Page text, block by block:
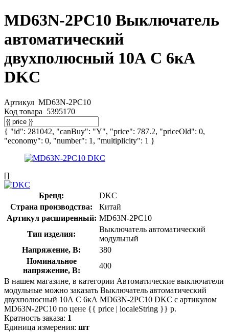
MD63N-2PC10 Выключатель
автоматический
двухполюсный 10А C 6кА
DKC
Артикул MD63N-2PC10
Код товара 5395170
{ "id": 281042, "canBuy": "Y", "price": 787.2, "priceOld": 0,
"economy": 0, "number": 1, "multiplicity": 1 }
[]
Бренд:
DKC
Страна производства:
Китай
Артикул расширенный: MD63N-2PC10
Тип изделия:
Выключатель автоматический
модульный
Напряжение, В:
380
Номинальное
напряжение, В:
400
В нашем магазине, в категории Автоматические выключатели
модульные можно заказать Выключатель автоматический
двухполюсный 10А C 6кА MD63N-2PC10 DKC с артикулом
MD63N-2PC10 по цене {{ price | localeString }} р.
Кратность заказа: 1
Единица измерения: шт